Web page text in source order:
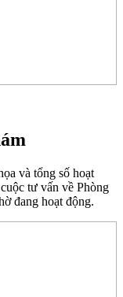
ám
ọa và tổng số hoạt
cuộc tư vấn về Phòng
ờ đang hoạt động.